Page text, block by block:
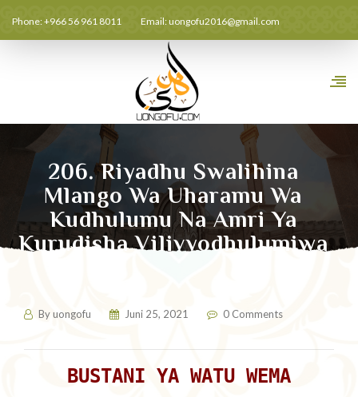
Phone: +966 56 961 8011 Email:uongofu2016@gmail.com
206. Riyadhu Swalihina
Mlango Wa Uharamu Wa
Kudhulumu Na Amri Ya
Kurudisha Vilivyodhulumiwa
Byuongofu Juni 25, 2021 0 Comments
BUSTANI YA WATU WEMA